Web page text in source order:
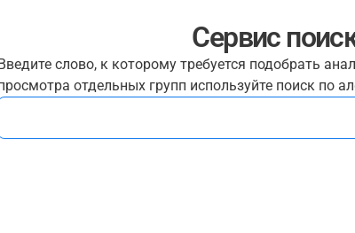
Сервис
слово, к которому требуется подобрать
отдельных групп используйте поиск по